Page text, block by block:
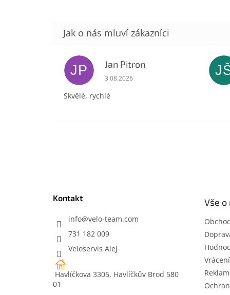
JP Jan Pitron
Hodnocení obchodu je 5 z 5
3.08.2026
Skvělé, rychlé
Kontakt
info@velo-team.com
731 182 009
Veloservis Alej
Havlíčkova 3305, Havlíčkův Brod 580
01
Vše o